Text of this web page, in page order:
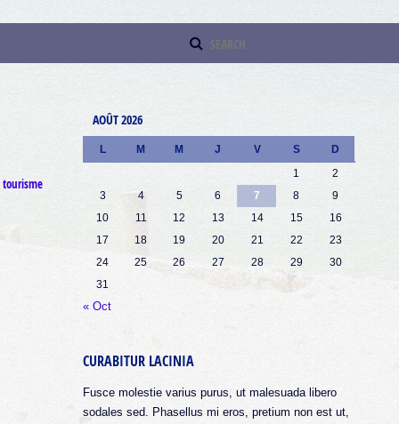
tourisme
AOÛT 2026
L M M J V S
D
1
2
3
4 5 6 7 8
9
10
11 12 13 14 15
16
17
18 19 20 21 22
23
24
25 26 27 28 29
30
31
« Oct
CURABITUR LACINIA
Fusce molestie varius purus, ut malesuada libero
sodales sed. Phasellus mi eros, pretium non est ut,